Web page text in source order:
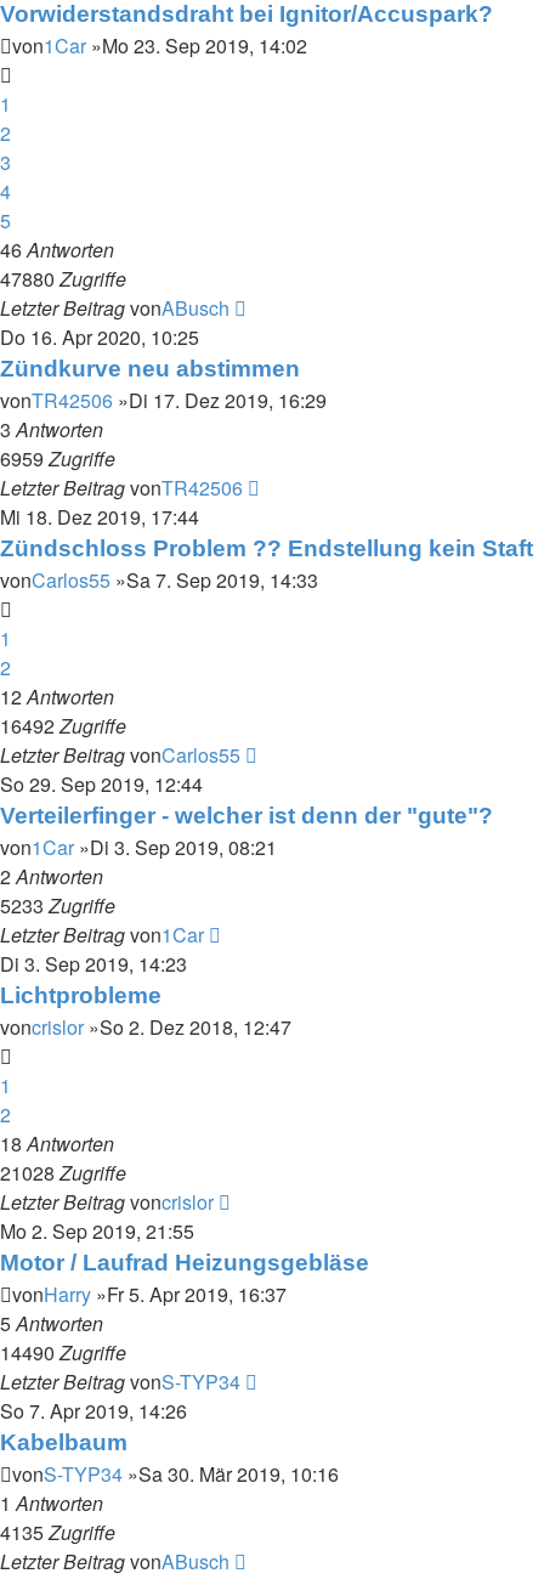
Vorwiderstandsdraht bei Ignitor/Accuspark?
von1Car »Mo 23. Sep 2019, 14:02
1
2
3
4
5
46Antworten
47880Zugriffe
Letzter BeitragvonABusch
Do 16. Apr 2020, 10:25
Zündkurve neu abstimmen
vonTR42506 »Di 17. Dez 2019, 16:29
3Antworten
6959Zugriffe
Letzter BeitragvonTR42506
Mi 18. Dez 2019, 17:44
Zündschloss Problem ?? Endstellung kein Staft
vonCarlos55 »Sa 7. Sep 2019, 14:33
1
2
12Antworten
16492Zugriffe
Letzter BeitragvonCarlos55
So 29. Sep 2019, 12:44
Verteilerfinger - welcher ist denn der "gute"?
von1Car »Di 3. Sep 2019, 08:21
2Antworten
5233Zugriffe
Letzter Beitragvon1Car
Di 3. Sep 2019, 14:23
Lichtprobleme
voncrislor »So 2. Dez 2018, 12:47
1
2
18Antworten
21028Zugriffe
Letzter Beitragvoncrislor
Mo 2. Sep 2019, 21:55
Motor / Laufrad Heizungsgebläse
vonHarry »Fr 5. Apr 2019, 16:37
5Antworten
14490Zugriffe
Letzter BeitragvonS-TYP34
So 7. Apr 2019, 14:26
Kabelbaum
vonS-TYP34 »Sa 30. Mär 2019, 10:16
1Antworten
4135Zugriffe
Letzter BeitragvonABusch